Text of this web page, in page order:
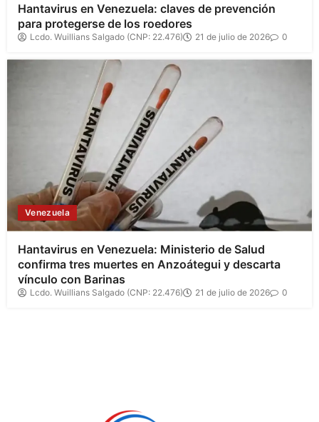
Hantavirus en Venezuela: claves de prevención
para protegerse de los roedores
Lcdo. Wuillians Salgado (CNP: 22.476) 21 de julio de 2026 0
Venezuela
Hantavirus en Venezuela: Ministerio de Salud
confirma tres muertes en Anzoátegui y descarta
vínculo con Barinas
Lcdo. Wuillians Salgado (CNP: 22.476) 21 de julio de 2026 0